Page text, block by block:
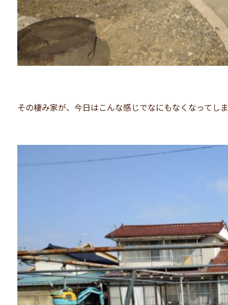
その棲み家が、今日はこんな感じでなにもなくなってし